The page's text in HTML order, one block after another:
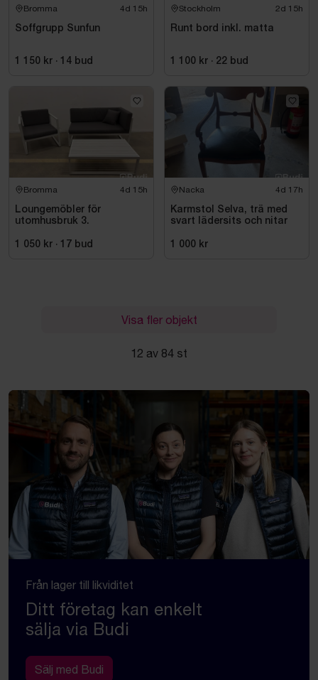
Bromma 4d 15h
Soffgrupp Sunfun
1 150 kr · 14 bud
Stockholm 2d 15h
Runt bord inkl. matta
1 100 kr · 22 bud
Bromma 4d 15h
Loungemöbler för
utomhusbruk 3.
1 050 kr · 17 bud
Nacka 4d 17h
Karmstol Selva, trä med
svart lädersits och nitar
1 000 kr
Visa fler objekt
12 av 84 st
Från lager till likviditet
Ditt företag kan enkelt
sälja via Budi
Sälj med Budi